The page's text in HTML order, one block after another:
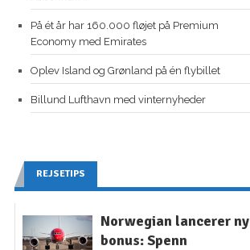
På ét år har 160.000 fløjet på Premium
Economy med Emirates
Oplev Island og Grønland på én flybillet
Billund Lufthavn med vinternyheder
REJSETIPS
Norwegian lancerer ny
bonus: Spenn